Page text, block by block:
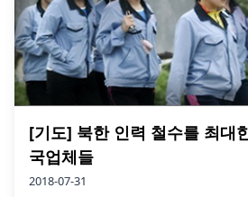
[기도] 북한 인력 철수를 최대
국업체들
2018-07-31